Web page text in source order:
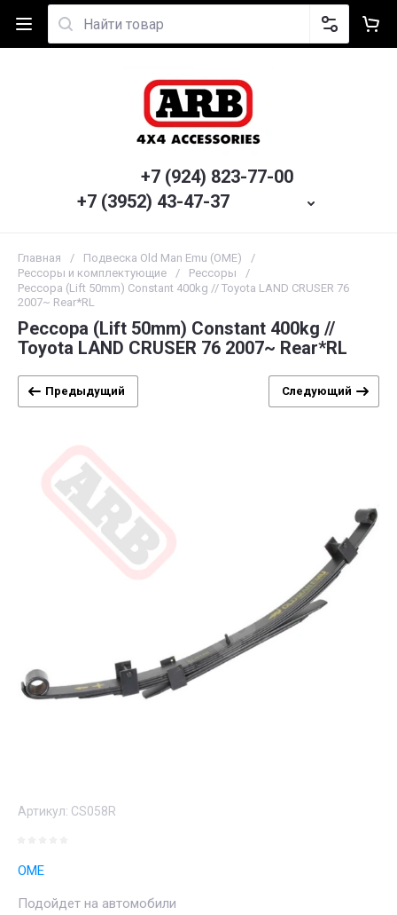
+7 (924) 823-77-00
+7 (3952) 43-47-37
Главная / Подвеска Old Man Emu (OME)
/
Рессоры и комплектующие
/ Рессоры
/
Рессора (Lift 50mm) Constant 400kg // Toyota LAND CRUSER 76
2007~ Rear*RL
Рессора (Lift 50mm) Constant 400kg //
Toyota LAND CRUSER 76 2007~ Rear*RL
Предыдущий Следующий
Артикул: CS058R
OME
Подойдет на автомобили